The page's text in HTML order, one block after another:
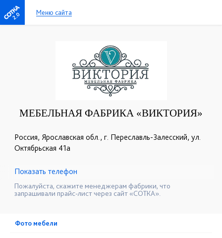
2.0 Меню сайта
МЕБЕЛЬНАЯ ФАБРИКА «ВИКТОРИЯ»
Россия, Ярославская обл., г. Переславль-Залесский, ул.
Октябрьская 41а
☎+7 (905) 139-00-34
Показать телефон
Пожалуйста, скажите менеджерам фабрики, что
запрашивали прайс-лист через сайт «СОТКА».
Фото мебели